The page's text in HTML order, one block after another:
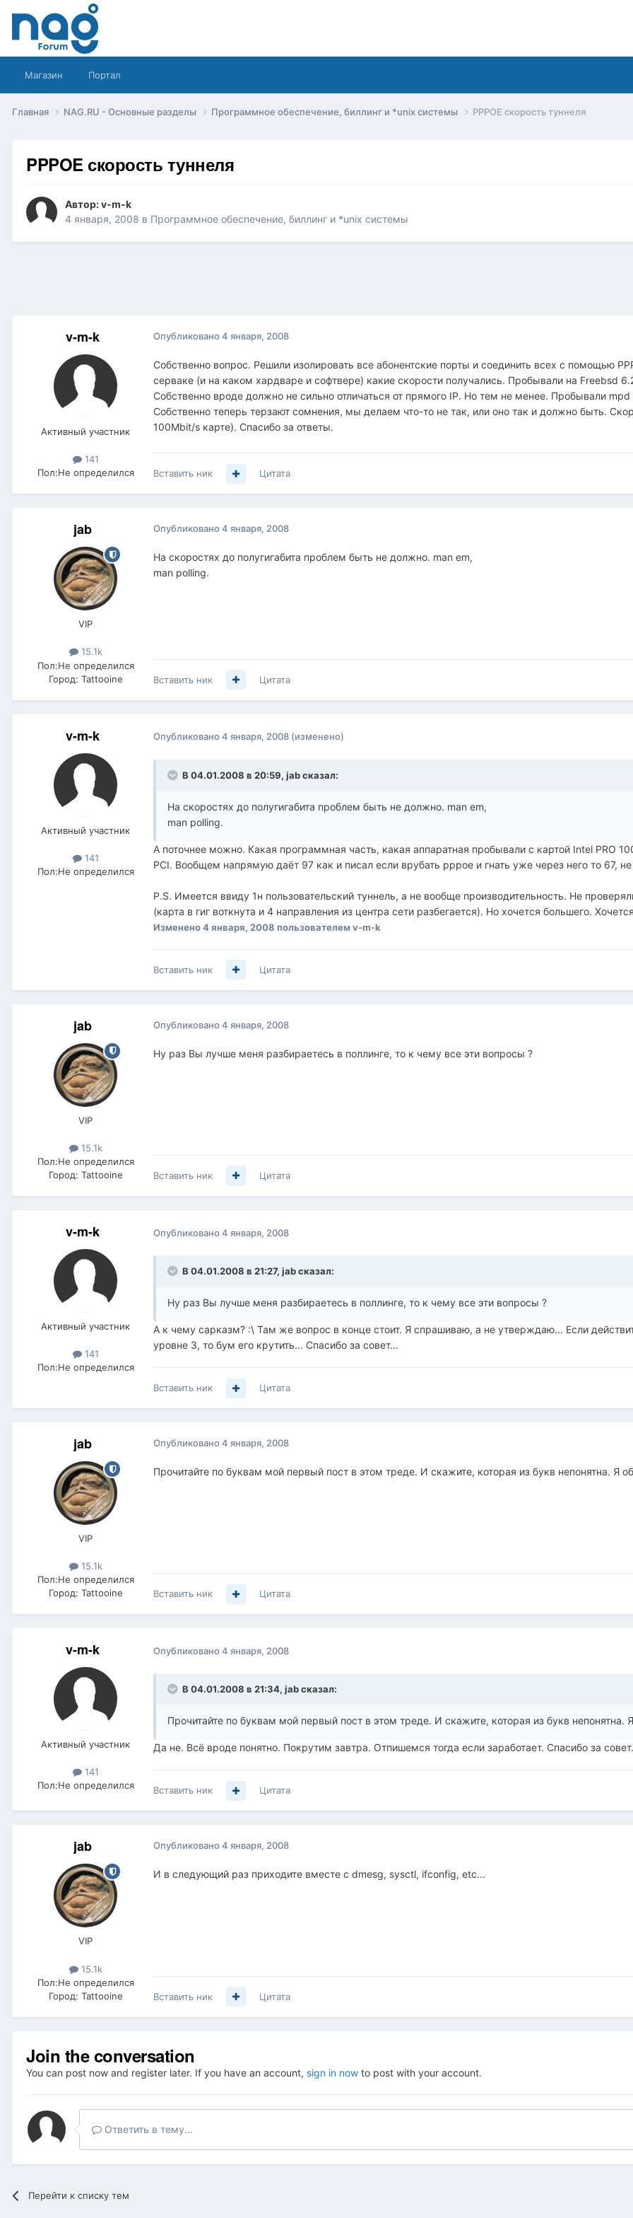
Магазин Портал
Главная NAG.RU - Основные разделы Программное обеспечение, биллинг и *unix системы PPPOE скорость туннеля
PPPOE скорость туннеля
Автор:v-m-k
4 января, 2008 в Программное обеспечение, биллинг и *unix системы
v-m-k
Активный участник
141
Пол:Не определился
Опубликовано4 января, 2008
Собственно вопрос. Решили изолировать все абонентские порты и соединить всех с помощью
серваке (и на каком хардваре и софтвере) какие скорости получались. Пробывали на Freebsd
Собственно вроде должно не сильно отличаться от прямого IP. Но тем не менее. Пробывали
Собственно теперь терзают сомнения, мы делаем что-то не так, или оно так и должно быть.
100Mbit/s карте). Спасибо за ответы.
Вставить ник Цитата
jab
VIP
15.1k
Пол:Не определился
Город: Tattooine
Опубликовано4 января, 2008
На скоростях до полугигабита проблем быть не должно. man em,
man polling.
Вставить ник Цитата
v-m-k
Активный участник
141
Пол:Не определился
Опубликовано4 января, 2008 (изменено)
В 04.01.2008 в 20:59, jab сказал:
На скоростях до полугигабита проблем быть не должно. man em,
man polling.
А поточнее можно. Какая программная часть, какая аппаратная пробывали с картой Intel PRO
PCI. Вообщем напрямую даёт 97 как и писал если врубать pppoe и гнать уже через него то 67,
P.S. Имеется ввиду 1н пользовательский туннель, а не вообще производительность. Не
(карта в гиг воткнута и 4 направления из центра сети разбегается). Но хочется большего.
Изменено4 января, 2008 пользователем v-m-k
Вставить ник Цитата
jab
VIP
15.1k
Пол:Не определился
Город: Tattooine
Опубликовано4 января, 2008
Ну раз Вы лучше меня разбираетесь в поллинге, то к чему все эти вопросы ?
Вставить ник Цитата
v-m-k
Активный участник
141
Пол:Не определился
Опубликовано4 января, 2008
В 04.01.2008 в 21:27, jab сказал:
Ну раз Вы лучше меня разбираетесь в поллинге, то к чему все эти вопросы ?
А к чему сарказм? :\ Там же вопрос в конце стоит. Я спрашиваю, а не утверждаю... Если
уровне 3, то бум его крутить... Спасибо за совет...
Вставить ник Цитата
jab
VIP
15.1k
Пол:Не определился
Город: Tattooine
Опубликовано4 января, 2008
Прочитайте по буквам мой первый пост в этом треде. И скажите, которая из букв непонятна. Я
Вставить ник Цитата
v-m-k
Активный участник
141
Пол:Не определился
Опубликовано4 января, 2008
В 04.01.2008 в 21:34, jab сказал:
Прочитайте по буквам мой первый пост в этом треде. И скажите, которая из букв непонятна.
Да не. Всё вроде понятно. Покрутим завтра. Отпишемся тогда если заработает. Спасибо за совет.
Вставить ник Цитата
jab
VIP
15.1k
Пол:Не определился
Город: Tattooine
Опубликовано4 января, 2008
И в следующий раз приходите вместе с dmesg, sysctl, ifconfig, etc...
Вставить ник Цитата
Join the conversation
You can post now and register later. If you have an account, sign in now to post with your account.
Ответить в тему...
Перейти к списку тем